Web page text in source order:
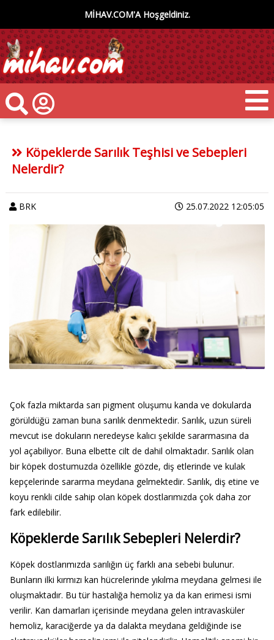
MİHAV.COM'A Hoşgeldiniz.
Köpeklerde Sarılık Teşhisi ve Sebepleri
Nelerdir?
BRK 25.07.2022 12:05:05
Çok fazla miktarda sarı pigment oluşumu kanda ve dokularda
görüldüğü zaman buna sarılık denmektedir. Sarılık, uzun süreli
mevcut ise dokuların neredeyse kalıcı şekilde sararmasına da
yol açabiliyor. Buna elbette cilt de dahil olmaktadır. Sarılık olan
bir köpek dostumuzda özellikle gözde, diş etlerinde ve kulak
kepçelerinde sararma meydana gelmektedir. Sarılık, diş etine ve
koyu renkli cilde sahip olan köpek dostlarımızda çok daha zor
fark edilebilir.
Köpeklerde Sarılık Sebepleri Nelerdir?
Köpek dostlarımızda sarılığın üç farklı ana sebebi bulunur.
Bunların ilki kırmızı kan hücrelerinde yıkılma meydana gelmesi ile
oluşmaktadır. Bu tür hastalığa hemoliz ya da kan erimesi ismi
verilir. Kan damarları içerisinde meydana gelen intravasküler
hemoliz, karaciğerde ya da dalakta meydana geldiğinde ise